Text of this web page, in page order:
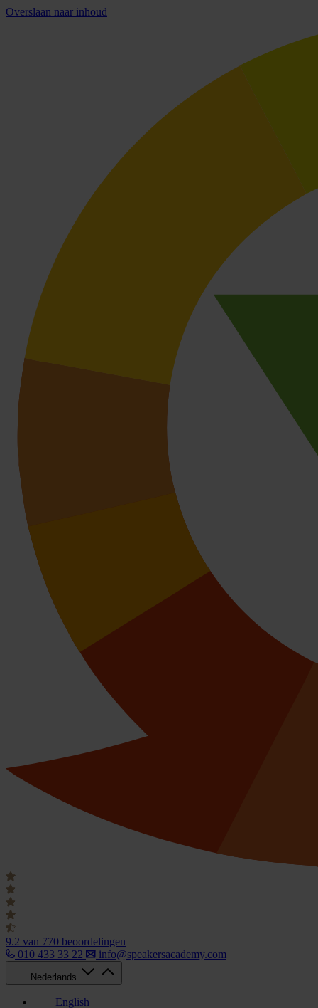
Overslaan naar inhoud
9.2 van 770 beoordelingen
010 433 33 22
info@speakersacademy.com
Nederlands
English